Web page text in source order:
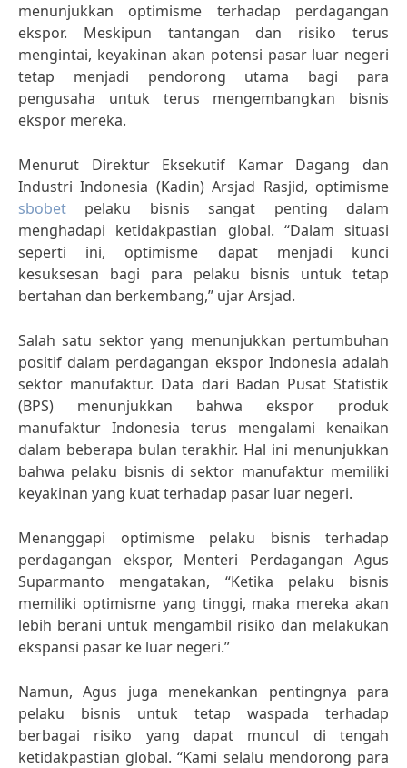
menunjukkan optimisme terhadap perdagangan
ekspor. Meskipun tantangan dan risiko terus
mengintai, keyakinan akan potensi pasar luar negeri
tetap menjadi pendorong utama bagi para
pengusaha untuk terus mengembangkan bisnis
ekspor mereka.
Menurut Direktur Eksekutif Kamar Dagang dan
Industri Indonesia (Kadin) Arsjad Rasjid, optimisme
sbobet pelaku bisnis sangat penting dalam
menghadapi ketidakpastian global. “Dalam situasi
seperti ini, optimisme dapat menjadi kunci
kesuksesan bagi para pelaku bisnis untuk tetap
bertahan dan berkembang,” ujar Arsjad.
Salah satu sektor yang menunjukkan pertumbuhan
positif dalam perdagangan ekspor Indonesia adalah
sektor manufaktur. Data dari Badan Pusat Statistik
(BPS) menunjukkan bahwa ekspor produk
manufaktur Indonesia terus mengalami kenaikan
dalam beberapa bulan terakhir. Hal ini menunjukkan
bahwa pelaku bisnis di sektor manufaktur memiliki
keyakinan yang kuat terhadap pasar luar negeri.
Menanggapi optimisme pelaku bisnis terhadap
perdagangan ekspor, Menteri Perdagangan Agus
Suparmanto mengatakan, “Ketika pelaku bisnis
memiliki optimisme yang tinggi, maka mereka akan
lebih berani untuk mengambil risiko dan melakukan
ekspansi pasar ke luar negeri.”
Namun, Agus juga menekankan pentingnya para
pelaku bisnis untuk tetap waspada terhadap
berbagai risiko yang dapat muncul di tengah
ketidakpastian global. “Kami selalu mendorong para